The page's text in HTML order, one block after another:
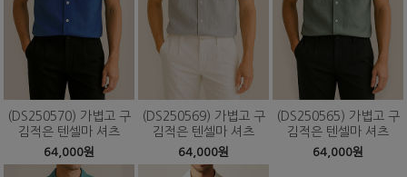
(DS250570) 가볍고 구
김적은 텐셀마 셔츠
64,000원
(DS250569) 가볍고 구
김적은 텐셀마 셔츠
64,000원
(DS250565) 가볍고 구
김적은 텐셀마 셔츠
64,000원